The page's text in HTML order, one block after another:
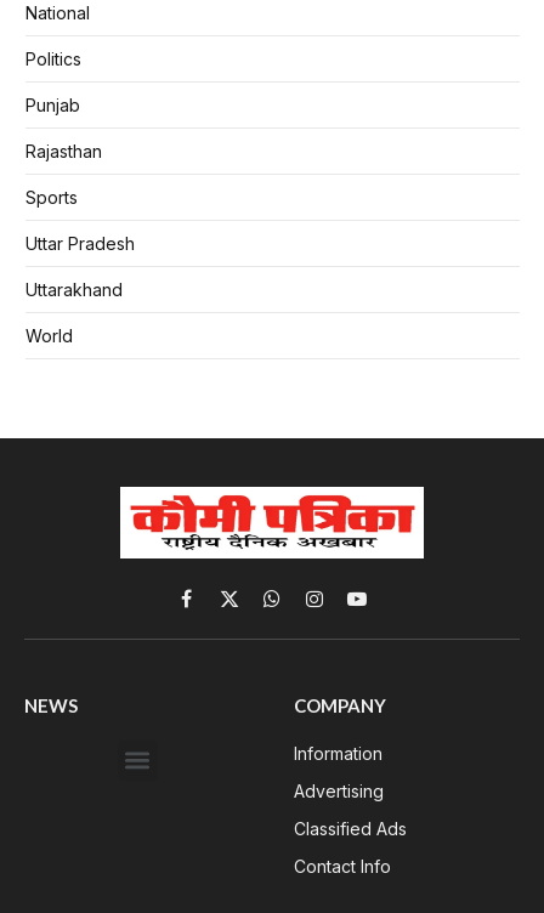
National
Politics
Punjab
Rajasthan
Sports
Uttar Pradesh
Uttarakhand
World
Facebook
X
(Twitter)
WhatsApp
InstagramYouTube
NEWS COMPANY
Information
Advertising
Classified Ads
Contact Info